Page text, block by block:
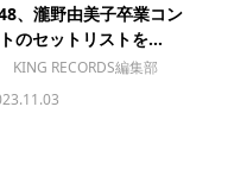
、瀧野由美子卒業コン
のセットリストを...
KING RECORDS編集部